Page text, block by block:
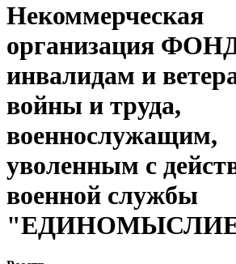
Некоммерческая
организация
инвалидам и
войны и труда,
военнослужащим,
уволенным с
военной службы